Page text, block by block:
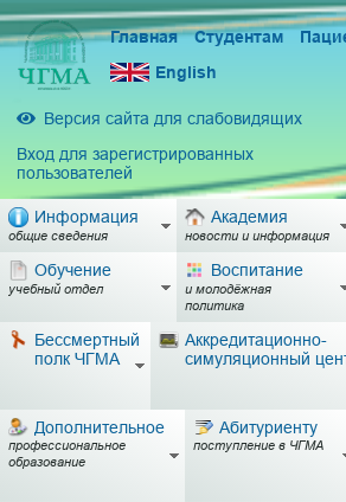
Главная Студентам
English
Версия сайта для слабовидящих
Вход для зарегистрированных
пользователей
Информация
общие сведения
Академия
новости и информация
Обучение
учебный отдел
Воспитание
и молодёжная
политика
Бессмертный
полк ЧГМА
Аккредитационно-
симуляционный
Дополнительное
профессиональное
образование
Абитуриенту
поступление в ЧГМА